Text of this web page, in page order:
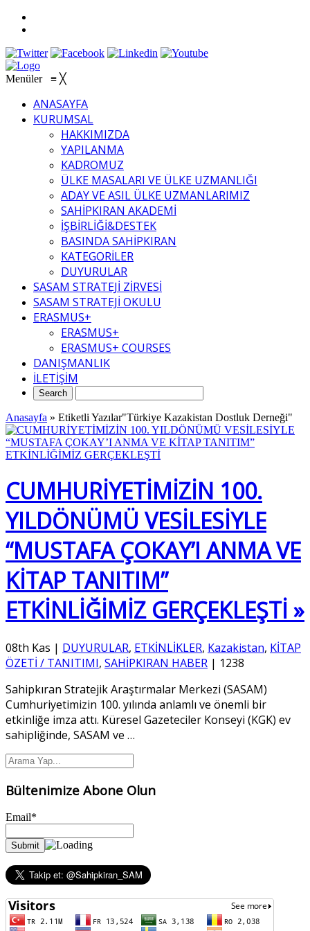
Menüler ≡ ╳
ANASAYFA
KURUMSAL
HAKKIMIZDA
YAPILANMA
KADROMUZ
ÜLKE MASALARI VE ÜLKE UZMANLIĞI
ADAY VE ASIL ÜLKE UZMANLARIMIZ
SAHİPKIRAN AKADEMİ
İŞBİRLİĞİ&DESTEK
BASINDA SAHİPKIRAN
KATEGORİLER
DUYURULAR
SASAM STRATEJİ ZİRVESİ
SASAM STRATEJİ OKULU
ERASMUS+
ERASMUS+
ERASMUS+ COURSES
DANIŞMANLIK
İLETİŞİM
Anasayfa » Etiketli Yazılar"Türkiye Kazakistan Dostluk Derneği"
CUMHURİYETİMİZİN 100.
YILDÖNÜMÜ VESİLESİYLE
“MUSTAFA ÇOKAY’I ANMA VE
KİTAP TANITIM”
ETKİNLİĞİMİZ GERÇEKLEŞTİ »
08th Kas | DUYURULAR, ETKİNLİKLER, Kazakistan, KİTAP
ÖZETİ / TANITIMI, SAHİPKIRAN HABER | 1238
Sahipkıran Stratejik Araştırmalar Merkezi (SASAM)
Cumhuriyetimizin 100. yılında anlamlı ve önemli bir
etkinliğe imza attı. Küresel Gazeteciler Konseyi (KGK) ev
sahipliğinde, SASAM ve …
Bültenimize Abone Olun
Email*